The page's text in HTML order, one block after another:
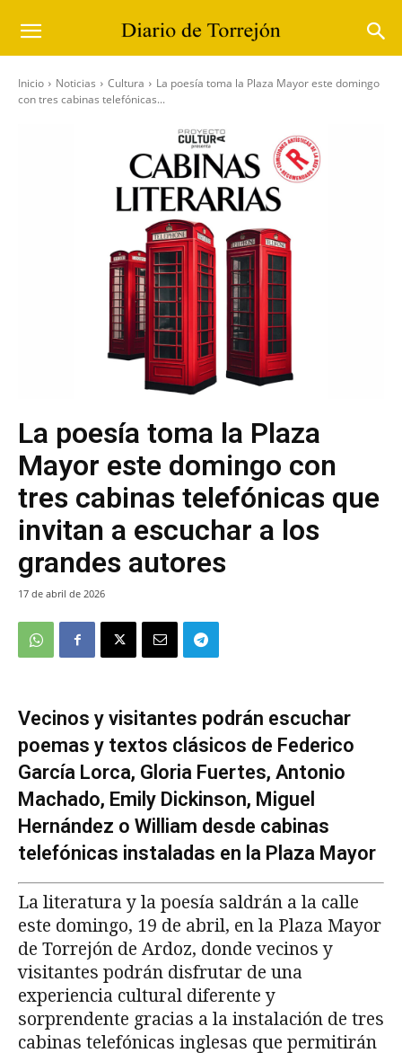
Inicio Noticias Cultura
La poesía toma la Plaza Mayor este domingo
con tres cabinas telefónicas...
La poesía toma la Plaza
Mayor este domingo con
tres cabinas telefónicas que
invitan a escuchar a los
grandes autores
17 de abril de 2026
Vecinos y visitantes podrán escuchar
poemas y textos clásicos de Federico
García Lorca, Gloria Fuertes, Antonio
Machado, Emily Dickinson, Miguel
Hernández o William desde cabinas
telefónicas instaladas en la Plaza Mayor
La literatura y la poesía saldrán a la calle
este domingo, 19 de abril, en la Plaza Mayor
de Torrejón de Ardoz, donde vecinos y
visitantes podrán disfrutar de una
experiencia cultural diferente y
sorprendente gracias a la instalación de tres
cabinas telefónicas inglesas que permitirán